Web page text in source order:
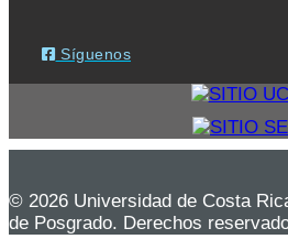
Síguenos
© 2026 Universidad de Costa
de Posgrado. Derechos